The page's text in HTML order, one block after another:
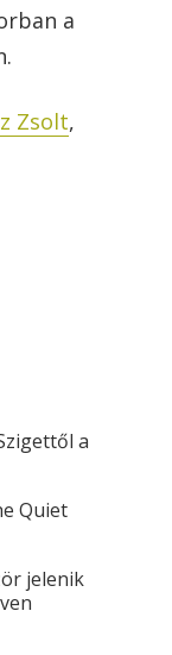
a
Zsolt,
a
Quiet
jelenik